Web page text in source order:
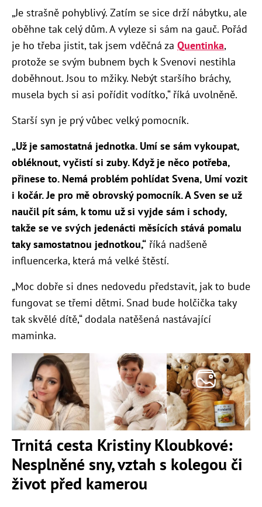
„Je strašně pohyblivý. Zatím se sice drží nábytku, ale
oběhne tak celý dům. A vyleze si sám na gauč. Pořád
je ho třeba jistit, tak jsem vděčná za Quentinka,
protože se svým bubnem bych k Svenovi nestihla
doběhnout. Jsou to mžiky. Nebýt staršího bráchy,
musela bych si asi pořídit vodítko,“ říká uvolněně.
Starší syn je prý vůbec velký pomocník.
„Už je samostatná jednotka. Umí se sám vykoupat,
obléknout, vyčistí si zuby. Když je něco potřeba,
přinese to. Nemá problém pohlídat Svena, Umí vozit
i kočár. Je pro mě obrovský pomocník. A Sven se už
naučil pít sám, k tomu už si vyjde sám i schody,
takže se ve svých jedenácti měsících stává pomalu
taky samostatnou jednotkou,“ říká nadšeně
influencerka, která má velké štěstí.
„Moc dobře si dnes nedovedu představit, jak to bude
fungovat se třemi dětmi. Snad bude holčička taky
tak skvělé dítě,“ dodala natěšená nastávající
maminka.
Trnitá cesta Kristiny Kloubkové:
Nesplněné sny, vztah s kolegou či
život před kamerou